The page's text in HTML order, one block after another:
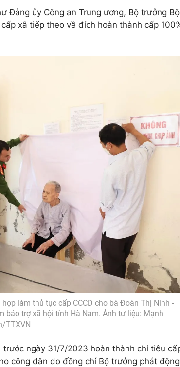
Đảng ủy Công an Trung ương, Bộ trưởng Bộ
xã tiếp theo về đích hoàn thành cấp
làm thủ tục cấp CCCD cho bà Đoàn Thị Ninh -
bảo trợ xã hội tỉnh Hà Nam. Ảnh tư liệu: Mạnh
TTXVN
ngày 31/7/2023 hoàn thành chỉ tiêu
công dân do đồng chí Bộ trưởng phát